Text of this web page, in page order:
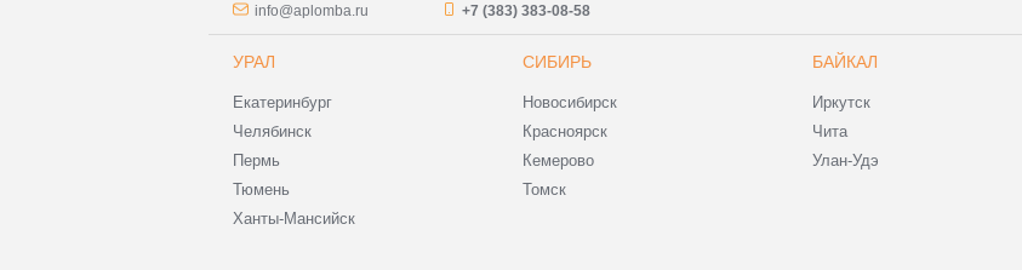
info@aplomba.ru +7 (383) 383-08-58
УРАЛ
Екатеринбург
Челябинск
Пермь
Тюмень
Ханты-Мансийск
СИБИРЬ
Новосибирск
Красноярск
Кемерово
Томск
БАЙКАЛ
Иркутск
Чита
Улан-Удэ